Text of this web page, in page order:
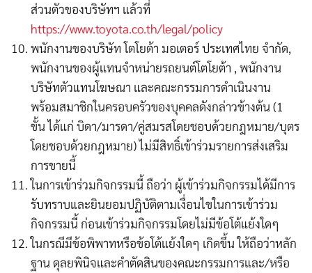
ส่วนตัวของบริษัทฯ แล้วที่
https://www.toyota.co.th/legal/policy
พนักงานของบริษัท โตโยต้า มอเตอร์ ประเทศไทย จำกัด,
พนักงานของผู้แทนจำหน่ายรถยนต์โตโยต้า , พนักงาน
บริษัทตัวแทนโฆษณา และคณะกรรมการดำเนินงาน
พร้อมสมาชิกในครอบครัวของบุคคลดังกล่าวข้างต้น (1
ขั้น ได้แก่ บิดา/มารดา/คู่สมรสโดยชอบด้วยกฎหมาย/บุตร
โดยชอบด้วยกฎหมาย) ไม่มีสิทธิ์เข้าร่วมรายการส่งเสริม
การขายนี้
ในการเข้าร่วมกิจกรรมนี้ ถือว่า ผู้เข้าร่วมกิจกรรมได้มีการ
รับทราบและยินยอมปฏิบัติตามเงื่อนไขในการเข้าร่วม
กิจกรรมนี้ ก่อนเข้าร่วมกิจกรรมโดยไม่มีข้อโต้แย้งใดๆ
ในกรณีมีข้อพิพาทหรือข้อโต้แย้งใดๆ เกิดขึ้น ให้ถือว่าหลัก
ฐาน ดุลยพินิจและคำตัดสินของคณะกรรมการและ/หรือ